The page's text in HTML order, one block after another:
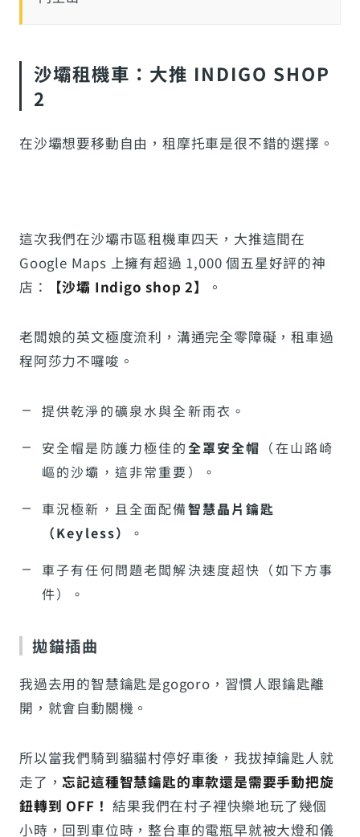
沙壩租機車：大推 INDIGO SHOP
2
在沙壩想要移動自由，租摩托車是很不錯的選擇。
這次我們在沙壩市區租機車四天，大推這間在
Google Maps 上擁有超過 1,000 個五星好評的神
店：
【沙壩 Indigo shop 2】 。
老闆娘的英文極度流利，溝通完全零障礙，租車過
程阿莎力不囉唆。
提供乾淨的礦泉水與全新雨衣。
安全帽是防護力極佳的全罩安全帽 （在山路崎
嶇的沙壩，這非常重要）。
車況極新，且全面配備智慧晶片鑰匙
（Keyless）
。
車子有任何問題老闆解決速度超快（如下方事
件）。
拋錨插曲
我過去用的智慧鑰匙是gogoro，習慣人跟鑰匙離
開，就會自動關機。
所以當我們騎到貓貓村停好車後，我拔掉鑰匙人就
走了，忘記這種智慧鑰匙的車款還是需要手動把旋
鈕轉到 OFF！ 結果我們在村子裡快樂地玩了幾個
小時，回到車位時，整台車的電瓶早就被大燈和儀